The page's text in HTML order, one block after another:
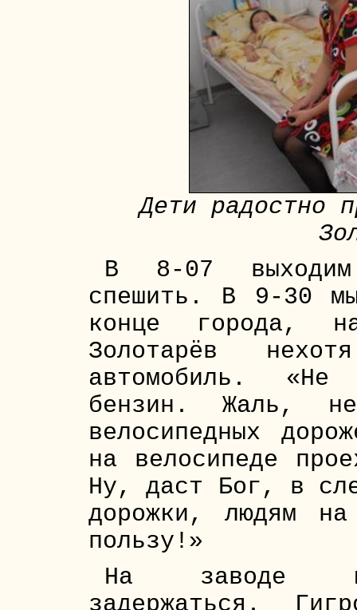
Дети радостно
В 8-07
спешить. В 9-30
конце города,
Золотарёв
автомобиль.
бензин. Жаль,
велосипедных
на велосипеде
Ну, даст Бог, в
дорожки, людям
пользу!»
На заводе